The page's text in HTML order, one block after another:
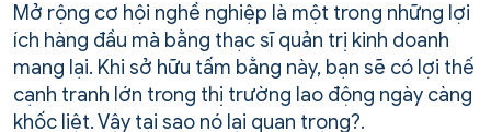
Mở rộng cơ hội nghề nghiệp là một trong những lợi
ích hàng đầu mà bằng thạc sĩ quản trị kinh doanh
mang lại. Khi sở hữu tấm bằng này, bạn sẽ có lợi thế
cạnh tranh lớn trong thị trường lao động ngày càng
khốc liệt. Vậy tại sao nó lại quan trọng?.